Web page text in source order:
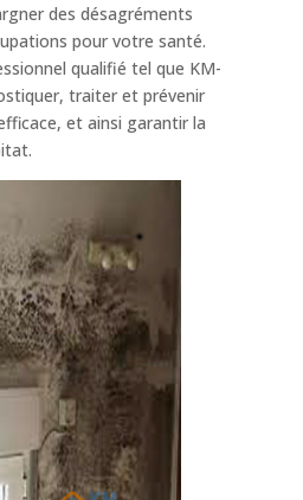
des désagréments
pour votre santé.
qualifié tel que KM-
traiter et prévenir
et ainsi garantir la